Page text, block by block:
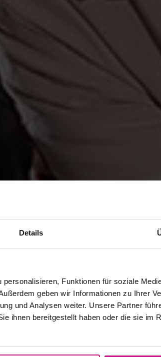
Details
Funktionen für soziale
geben wir Informationen zu Ihrer
und Analysen weiter. Unsere Partner
ihnen bereitgestellt haben oder die sie im